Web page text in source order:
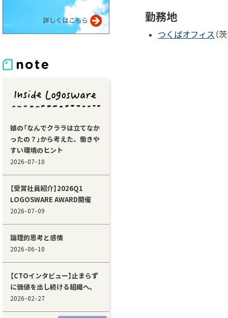
勤務地
つくばオフィス （
娘の「なんでクララは立てなか
ったの？」から考えた、働きや
すい環境のヒント
2026-07-10
【受賞社員紹介】2026Q1
LOGOSWARE AWARD開催
2026-07-09
論理的思考と感情
2026-06-10
【CTOインタビュー】止まらず
に価値を出し続ける組織へ。
2026-02-27